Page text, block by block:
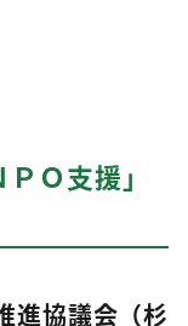
Ｏ支援」
進協議会（杉